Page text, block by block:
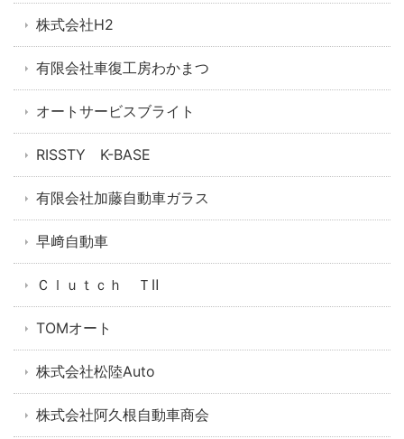
株式会社H2
有限会社車復工房わかまつ
オートサービスブライト
RISSTY K-BASE
有限会社加藤自動車ガラス
早﨑自動車
Ｃｌｕｔｃｈ ＴⅡ
TOMオート
株式会社松陸Auto
株式会社阿久根自動車商会